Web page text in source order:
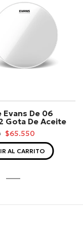
Evans De 06
Gota De Aceite
$65.550
AL CARRITO